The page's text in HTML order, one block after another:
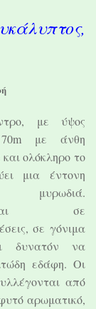
με ύψος
με άνθη
ολόκληρο το
μια έντονη
μυρωδιά.
σε
σε γόνιμα
δυνατόν να
εδάφη. Οι
από
αρωματικό,